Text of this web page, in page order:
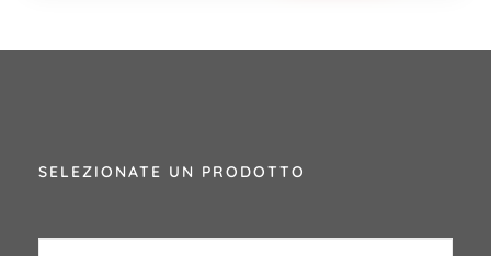
SELEZIONATE UN PRODOTTO